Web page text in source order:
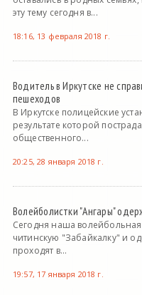
эту тему сегодня в...
18:16, 13 февраля 2018 г.
Водитель в Иркутске не
пешеходов
В Иркутске полицейские
результате которой
общественного...
20:25, 28 января 2018 г.
Волейболистки "Ангары"
Сегодня наша
читинскую "Забайкалку" и
проходят в...
19:57, 17 января 2018 г.